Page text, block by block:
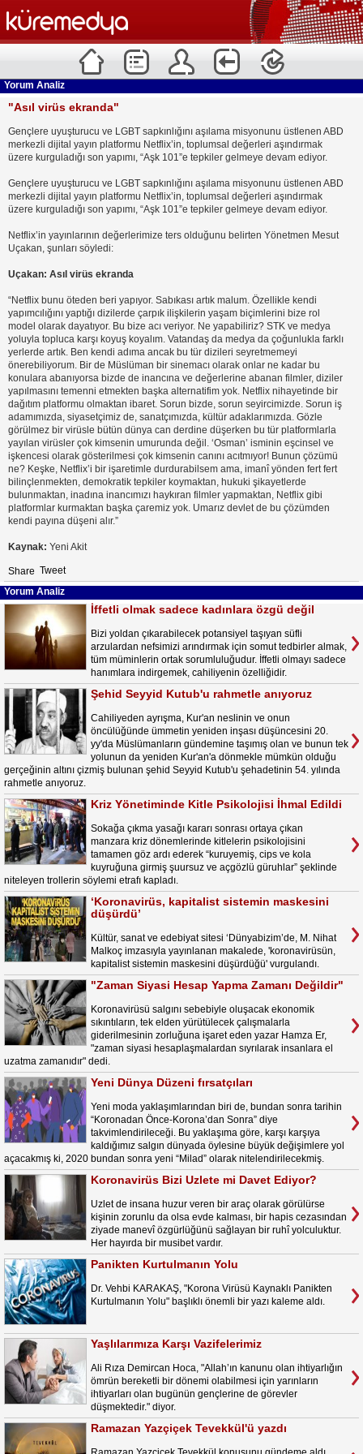
Yorum Analiz
"Asıl virüs ekranda"
Gençlere uyuşturucu ve LGBT sapkınlığını aşılama misyonunu üstlenen ABD
merkezli dijital yayın platformu Netflix’in, toplumsal değerleri aşındırmak
üzere kurguladığı son yapımı, “Aşk 101”e tepkiler gelmeye devam ediyor.
Gençlere uyuşturucu ve LGBT sapkınlığını aşılama misyonunu üstlenen ABD
merkezli dijital yayın platformu Netflix’in, toplumsal değerleri aşındırmak
üzere kurguladığı son yapımı, “Aşk 101”e tepkiler gelmeye devam ediyor.
Netflix’in yayınlarının değerlerimize ters olduğunu belirten Yönetmen Mesut
Uçakan, şunları söyledi:
Uçakan: Asıl virüs ekranda
“Netflix bunu öteden beri yapıyor. Sabıkası artık malum. Özellikle kendi
yapımcılığını yaptığı dizilerde çarpık ilişkilerin yaşam biçimlerini bize rol
model olarak dayatıyor. Bu bize acı veriyor. Ne yapabiliriz? STK ve medya
yoluyla topluca karşı koyuş koyalım. Vatandaş da medya da çoğunlukla farklı
yerlerde artık. Ben kendi adıma ancak bu tür dizileri seyretmemeyi
önerebiliyorum. Bir de Müslüman bir sinemacı olarak onlar ne kadar bu
konulara abanıyorsa bizde de inancına ve değerlerine abanan filmler, diziler
yapılmasını temenni etmekten başka alternatifim yok. Netflix nihayetinde bir
dağıtım platformu olmaktan ibaret. Sorun bizde, sorun seyircimizde. Sorun iş
adamımızda, siyasetçimiz de, sanatçımızda, kültür adaklarımızda. Gözle
görülmez bir virüsle bütün dünya can derdine düşerken bu tür platformlarla
yayılan virüsler çok kimsenin umurunda değil. ‘Osman’ isminin eşcinsel ve
işkencesi olarak gösterilmesi çok kimsenin canını acıtmıyor! Bunun çözümü
ne? Keşke, Netflix’i bir işaretimle durdurabilsem ama, imanî yönden fert fert
bilinçlenmekten, demokratik tepkiler koymaktan, hukuki şikayetlerde
bulunmaktan, inadına inancımızı haykıran filmler yapmaktan, Netflix gibi
platformlar kurmaktan başka çaremiz yok. Umarız devlet de bu çözümden
kendi payına düşeni alır.”
Kaynak: Yeni Akit
Share Tweet
Yorum Analiz
İffetli olmak sadece kadınlara özgü değil
Bizi yoldan çıkarabilecek potansiyel taşıyan süfli
arzulardan nefsimizi arındırmak için somut tedbirler almak,
tüm müminlerin ortak sorumluluğudur. İffetli olmayı sadece
hanımlara indirgemek, cahiliyenin özelliğidir.
Şehid Seyyid Kutub'u rahmetle anıyoruz
Cahiliyeden ayrışma, Kur'an neslinin ve onun
öncülüğünde ümmetin yeniden inşası düşüncesini 20.
yy'da Müslümanların gündemine taşımış olan ve bunun tek
yolunun da yeniden Kur'an'a dönmekle mümkün olduğu
gerçeğinin altını çizmiş bulunan şehid Seyyid Kutub'u şehadetinin 54. yılında
rahmetle anıyoruz.
Kriz Yönetiminde Kitle Psikolojisi İhmal Edildi
Sokağa çıkma yasağı kararı sonrası ortaya çıkan
manzara kriz dönemlerinde kitlelerin psikolojisini
tamamen göz ardı ederek “kuruyemiş, cips ve kola
kuyruğuna girmiş şuursuz ve açgözlü güruhlar” şeklinde
niteleyen trollerin söylemi etrafı kapladı.
‘Koronavirüs, kapitalist sistemin maskesini
düşürdü’
Kültür, sanat ve edebiyat sitesi ‘Dünyabizim’de, M. Nihat
Malkoç imzasıyla yayınlanan makalede, 'koronavirüsün,
kapitalist sistemin maskesini düşürdüğü' vurgulandı.
"Zaman Siyasi Hesap Yapma Zamanı Değildir"
Koronavirüsü salgını sebebiyle oluşacak ekonomik
sıkıntıların, tek elden yürütülecek çalışmalarla
giderilmesinin zorluğuna işaret eden yazar Hamza Er,
"zaman siyasi hesaplaşmalardan sıyrılarak insanlara el
uzatma zamanıdır" dedi.
Yeni Dünya Düzeni fırsatçıları
Yeni moda yaklaşımlarından biri de, bundan sonra tarihin
“Koronadan Önce-Korona’dan Sonra” diye
takvimlendirileceği. Bu yaklaşıma göre, karşı karşıya
kaldığımız salgın dünyada öylesine büyük değişimlere yol
açacakmış ki, 2020 bundan sonra yeni “Milad” olarak nitelendirilecekmiş.
Koronavirüs Bizi Uzlete mi Davet Ediyor?
Uzlet de insana huzur veren bir araç olarak görülürse
kişinin zorunlu da olsa evde kalması, bir hapis cezasından
ziyade manevî özgürlüğünü sağlayan bir ruhî yolculuktur.
Her hayırda bir musibet vardır.
Panikten Kurtulmanın Yolu
Dr. Vehbi KARAKAŞ, "Korona Virüsü Kaynaklı Panikten
Kurtulmanın Yolu" başlıklı önemli bir yazı kaleme aldı.
Yaşlılarımıza Karşı Vazifelerimiz
Ali Rıza Demircan Hoca, "Allah’ın kanunu olan ihtiyarlığın
ömrün bereketli bir dönemi olabilmesi için yarınların
ihtiyarları olan bugünün gençlerine de görevler
düşmektedir." diyor.
Ramazan Yazçiçek Tevekkül'ü yazdı